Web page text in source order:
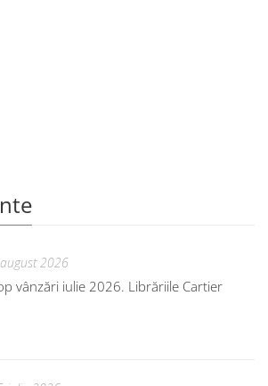
2026
vânzări iulie 2026. Librăriile Cartier